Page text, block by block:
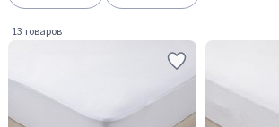
13 товаров